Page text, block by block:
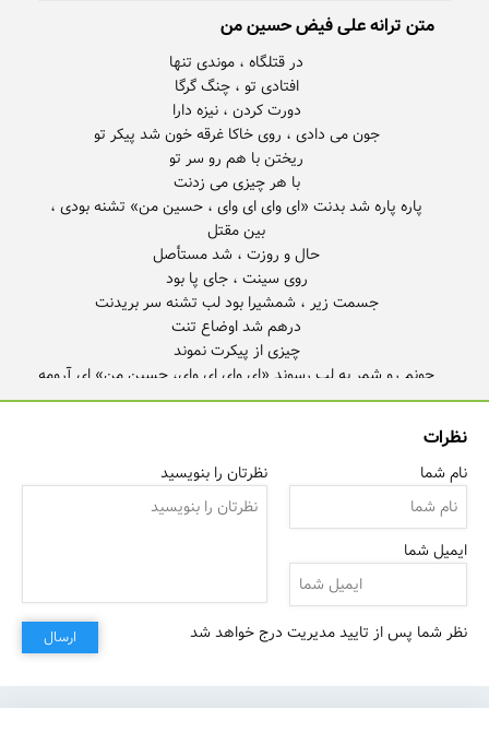
متن ترانه علی فیض حسین من
پاره پاره شد بدنت «ای وای ای وای ، حسین من» تشنه بودی ،
جونم رو شمر به لب رسوند «ای وای ای وای، حسین من» ای آرومه
، جونه زینب
نظرات
نام شما
ایمیل شما
نظرتان را بنویسید
نظر شما پس از تایید مدیریت درج خواهد شد ارسال